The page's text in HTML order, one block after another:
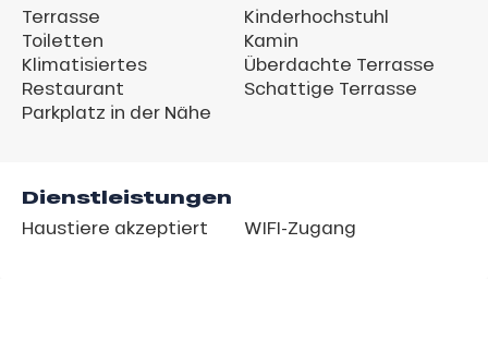
Terrasse
Toiletten
Klimatisiertes
Restaurant
Parkplatz in der Nähe
Kinderhochstuhl
Kamin
Überdachte Terrasse
Schattige Terrasse
Dienstleistungen
Haustiere akzeptiert WIFI-Zugang